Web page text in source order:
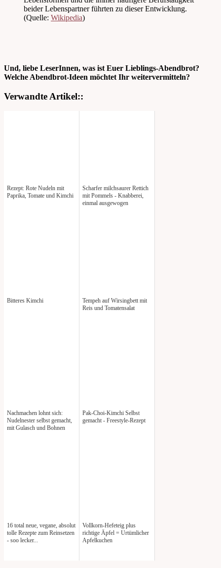
beider Lebenspartner führten zu dieser Entwicklung.
(Quelle: Wikipedia)
Und, liebe LeserInnen, was ist Euer Lieblings-Abendbrot?
Welche Abendbrot-Ideen möchtet Ihr weitervermitteln?
Verwandte Artikel::
Rezept: Rote Nudeln mit
Paprika, Tomate und Kimchi
Scharfer milchsaurer Rettich
mit Pommels - Knabberei,
einmal ausgewogen
Bitteres Kimchi
Tempeh auf Wirsingbett mit
Reis und Tomatensalat
Nachmachen lohnt sich:
Nudelnester selbst gemacht,
mit Gulasch und Bohnen
Pak-Choi-Kimchi Selbst
gemacht - Freestyle-Rezept
16 total neue, vegane, absolut
tolle Rezepte zum Reinsetzen
- soo lecker...
Vollkorn-Hefeteig plus
richtige Äpfel = Urtümlicher
Apfelkuchen